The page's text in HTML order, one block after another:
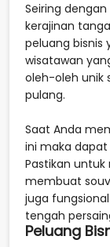
Seiring
kerajinan
peluang bisnis
wisatawan
oleh-oleh unik
pulang.
Saat Anda
ini maka
Pastikan
membuat
juga
tengah
Peluang